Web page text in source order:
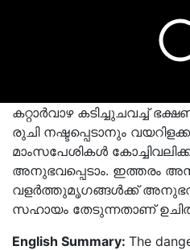
കറ്റാര്‍വാഴ കടിച്ചുചവച്ച്
രുചി നഷ്ടപ്പെടാനും
മാംസപേശികള്‍
അനുഭവപ്പെടാം. ഇത്തരം
വളര്‍ത്തുമൃഗങ്ങള്‍ക്ക്
സഹായം തേടുന്നതാണ്
English Summary: The